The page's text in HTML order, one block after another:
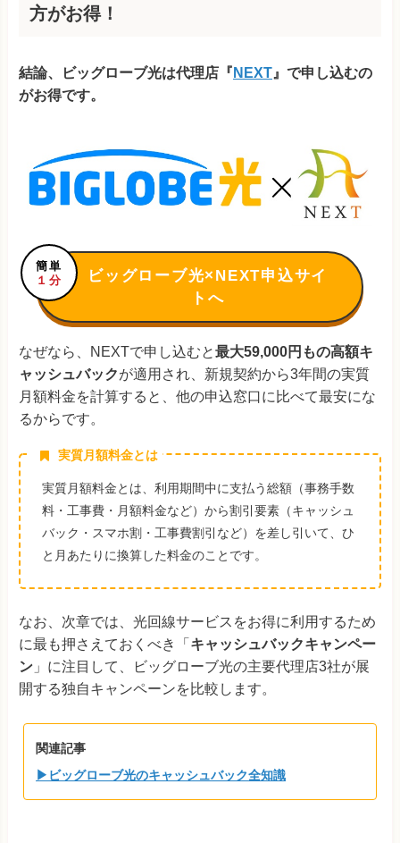
方がお得！
結論、ビッグローブ光は代理店『 NEXT 』で申し込むの
がお得です。
簡単
１分
ビッグローブ光×NEXT申込サイ
トへ
なぜなら、NEXTで申し込むと最大59,000円もの高額キ
ャッシュバックが適用され、新規契約から3年間の実質
月額料金を計算すると、他の申込窓口に比べて最安にな
るからです。
実質月額料金とは
実質月額料金とは、利用期間中に支払う総額（事務手数
料・工事費・月額料金など）から割引要素（キャッシュ
バック・スマホ割・工事費割引など）を差し引いて、ひ
と月あたりに換算した料金のことです。
なお、次章では、光回線サービスをお得に利用するため
に最も押さえておくべき「 キャッシュバックキャンペー
ン 」に注目して、ビッグローブ光の主要代理店3社が展
開する独自キャンペーンを比較します。
関連記事
▶ビッグローブ光のキャッシュバック全知識